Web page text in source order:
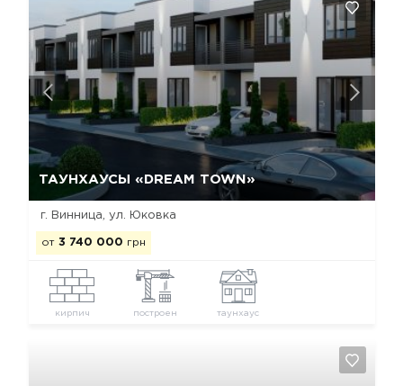
ТАУНХАУСЫ «DREAM TOWN»
г. Винница, ул. Юковка
от 3 740 000 грн
кирпич построен таунхаус
Отмена